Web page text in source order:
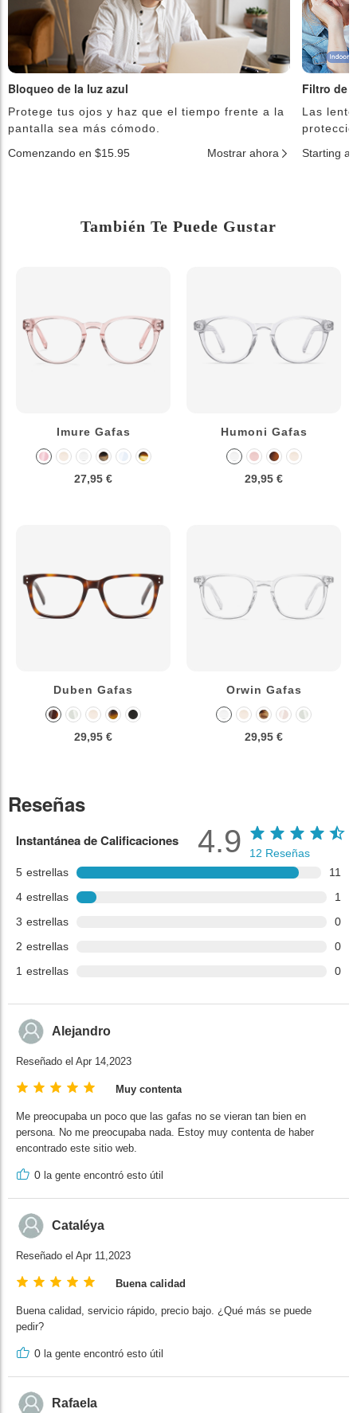
Bloqueo de la luz azul
Protege tus ojos y haz que el tiempo frente a la
pantalla sea más cómodo.
Comenzando en $15.95
Mostrar ahora
Filtro de
Las
Starting at
También Te Puede Gustar
Imure Gafas
27,95 €
Humoni Gafas
29,95 €
Duben Gafas
29,95 €
Orwin Gafas
29,95 €
Reseñas
Instantánea de Calificaciones
5 estrellas
11
4 estrellas
1
3 estrellas
0
2 estrellas
0
1 estrellas 0
4.9 12 Reseñas
Alejandro
Reseñado el Apr 14,2023
Muy contenta
Me preocupaba un poco que las gafas no se vieran tan bien en
persona. No me preocupaba nada. Estoy muy contenta de haber
encontrado este sitio web.
0 la gente encontró esto útil
Cataléya
Reseñado el Apr 11,2023
Buena calidad
Buena calidad, servicio rápido, precio bajo. ¿Qué más se puede
pedir?
0 la gente encontró esto útil
Rafaela